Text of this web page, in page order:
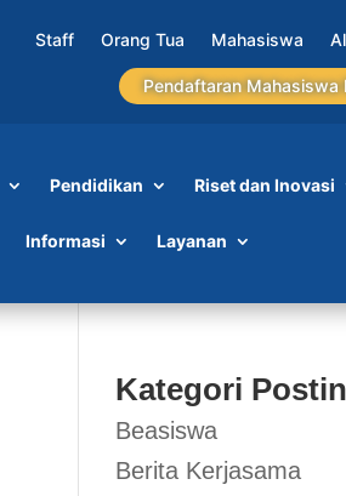
Staff Orang Tua Mahasiswa
Pendaftaran Mahasiswa
Pendidikan Riset dan Inovasi
Informasi Layanan
Kategori
Beasiswa
Berita Kerjasama